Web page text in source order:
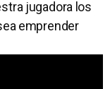
jugadora los
emprender